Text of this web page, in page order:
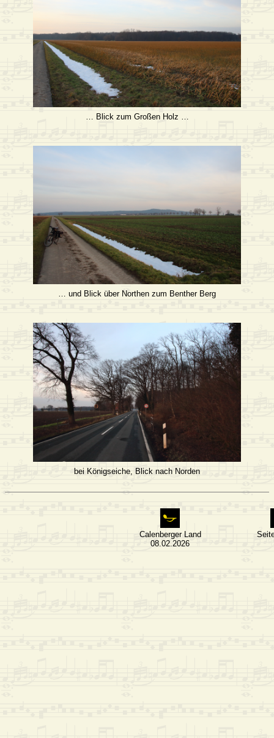
… Blick zum Großen Holz …
… und Blick über Northen zum Benther Berg
bei Königseiche, Blick nach Norden
Calenberger Land
08.02.2026